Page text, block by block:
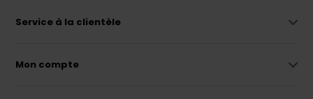
Service à la clientèle
Mon compte